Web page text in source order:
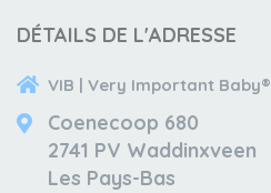
DÉTAILS DE L'ADRESSE
VIB | Very Important Baby®
Coenecoop 680
2741 PV Waddinxveen
Les Pays-Bas